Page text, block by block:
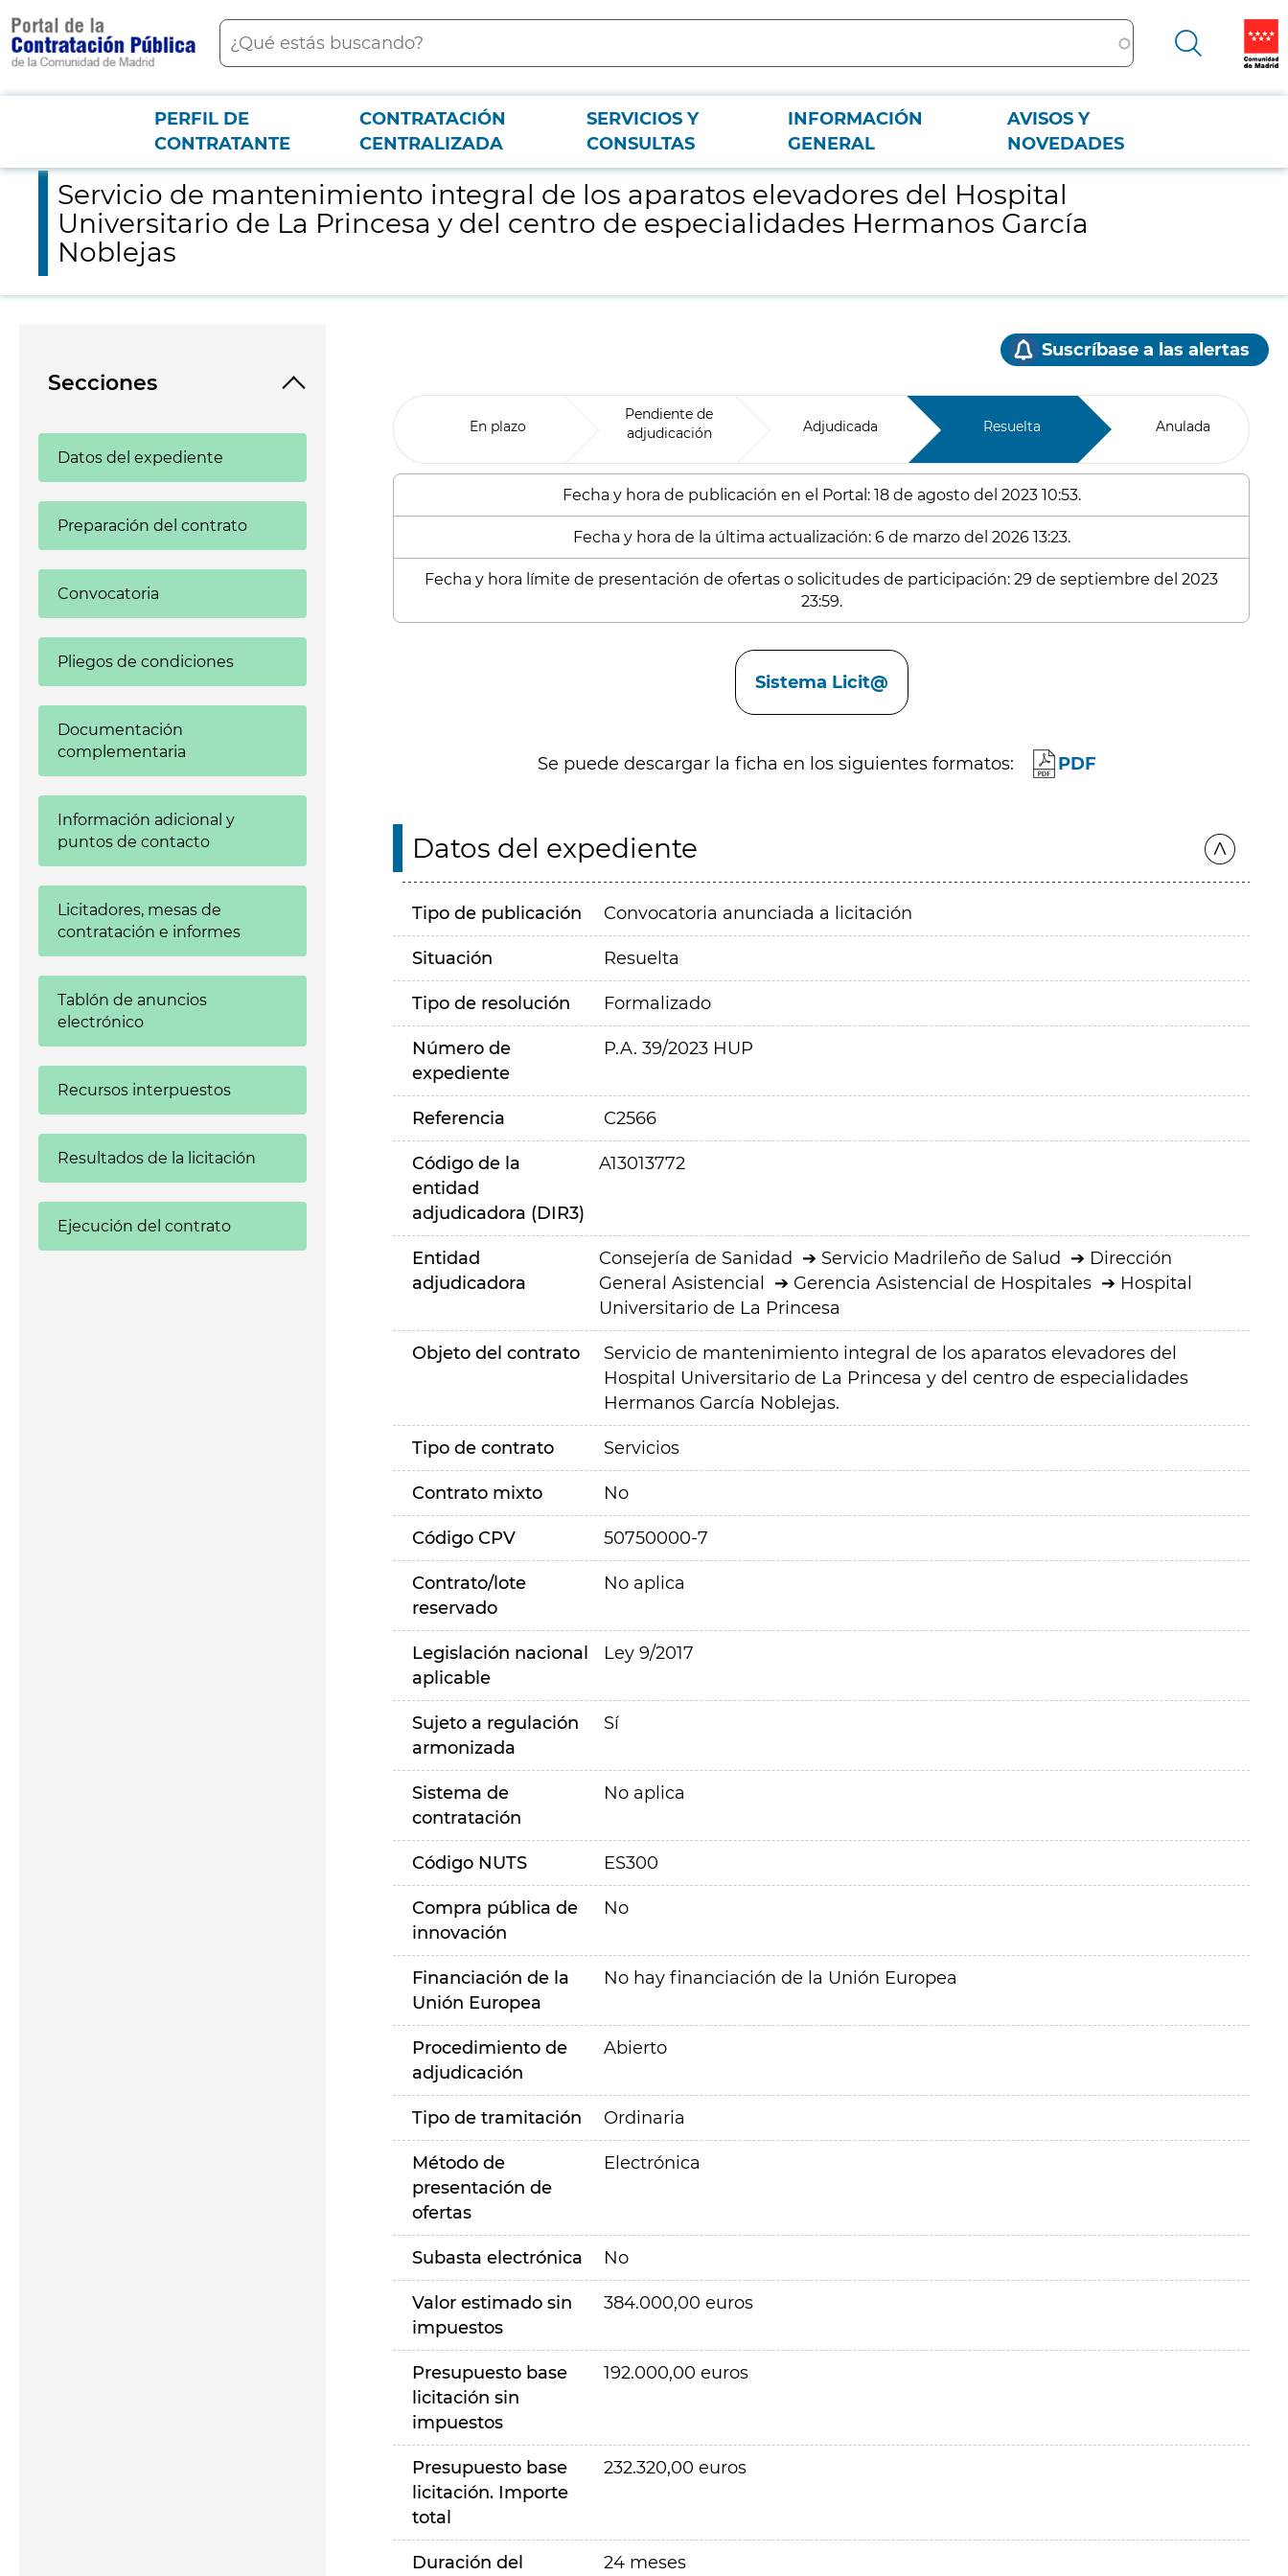
contenido
principal
Buscar
Menú PCON
PERFIL DE
CONTRATANTE
CONTRATACIÓN
CENTRALIZADA
SERVICIOS Y
CONSULTAS
INFORMACIÓN
GENERAL
AVISOS Y
NOVEDADES
Servicio de mantenimiento integral de los aparatos elevadores del Hospital Universitario de La Princesa y del centro de especialidades Hermanos García Noblejas
Servicio de mantenimiento integral de los aparatos elevadores del Hospital
Universitario de La Princesa y del centro de especialidades Hermanos García
Noblejas
Secciones
Datos del expediente
Preparación del contrato
Convocatoria
Pliegos de condiciones
Documentación
complementaria
Información adicional y
puntos de contacto
Licitadores, mesas de
contratación e informes
Tablón de anuncios
electrónico
Recursos interpuestos
Resultados de la licitación
Ejecución del contrato
Suscríbase a las alertas
En plazo
Pendiente de
adjudicación
Adjudicada Resuelta Anulada
Fecha y hora de publicación en el Portal: 18 de agosto del 2023 10:53.
Fecha y hora de la última actualización: 6 de marzo del 2026 13:23.
Fecha y hora límite de presentación de ofertas o solicitudes de participación: 29 de septiembre del 2023
23:59.
Sistema Licit@
Se puede descargar la ficha en los siguientes formatos: PDF
Datos del expediente
Tipo de publicación Convocatoria anunciada a licitación
Situación Resuelta
Tipo de resolución Formalizado
Número de
expediente
P.A. 39/2023 HUP
Referencia C2566
Código de la
entidad
adjudicadora (DIR3)
A13013772
Entidad
adjudicadora
Consejería de Sanidad Servicio Madrileño de Salud
Dirección
General Asistencial
Gerencia Asistencial de Hospitales
Hospital
Universitario de La Princesa
Objeto del contrato
Servicio de mantenimiento integral de los aparatos elevadores del
Hospital Universitario de La Princesa y del centro de especialidades
Hermanos García Noblejas.
Tipo de contrato Servicios
Contrato mixto No
Código CPV 50750000-7
Contrato/lote
reservado
No aplica
Legislación nacional
aplicable
Ley 9/2017
Sujeto a regulación
armonizada
Sí
Sistema de
contratación
No aplica
Código NUTS ES300
Compra pública de
innovación
No
Financiación de la
Unión Europea
No hay financiación de la Unión Europea
Procedimiento de
adjudicación
Abierto
Tipo de tramitación Ordinaria
Método de
presentación de
ofertas
Electrónica
Subasta electrónica No
Valor estimado sin
impuestos
384.000,00 euros
Presupuesto base
licitación sin
impuestos
192.000,00 euros
Presupuesto base
licitación. Importe
total
232.320,00 euros
Duración del 24 meses